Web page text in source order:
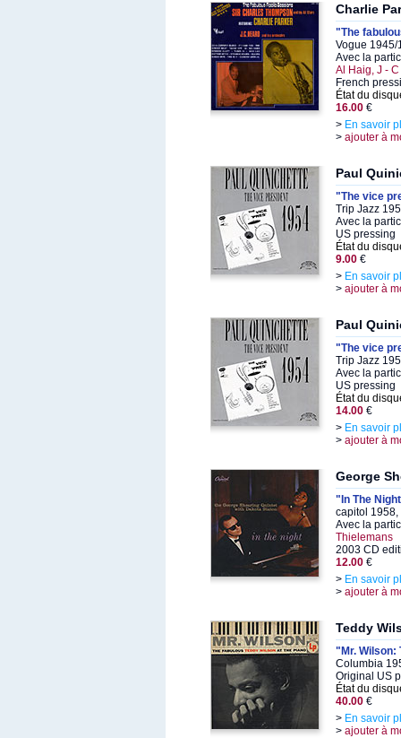
Charlie
"The
Vogue 1945/
Avec la
Al Haig, J -
French
État du
16.00 €
> En savoir
> ajouter à
Paul
"The vice
Trip Jazz
Avec la
US pressing
État du
9.00 €
> En savoir
> ajouter à
Paul
"The vice
Trip Jazz
Avec la
US pressing
État du
14.00 €
> En savoir
> ajouter à
George
"In The
capitol 1958,
Avec la
Thielemans
2003 CD
12.00 €
> En savoir
> ajouter à
Teddy
"Mr. Wilson:
Columbia
Original US
État du
40.00 €
> En savoir
> ajouter à